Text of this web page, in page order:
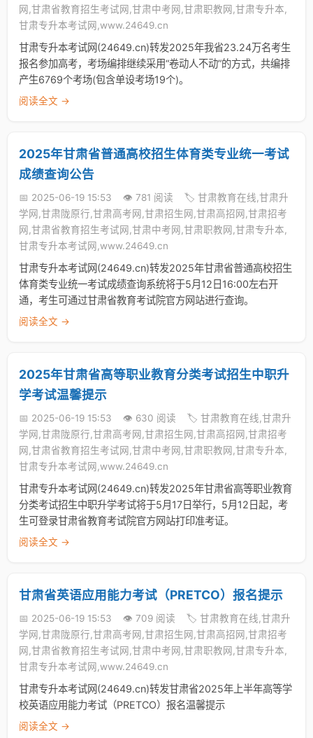
网,甘肃省教育招生考试网,甘肃中考网,甘肃职教网,甘肃专升本,
甘肃专升本考试网,www.24649.cn
甘肃专升本考试网(24649.cn)转发2025年我省23.24万名考生
报名参加高考，考场编排继续采用“卷动人不动”的方式，共编排
产生6769个考场(包含单设考场19个)。
阅读全文 →
2025年甘肃省普通高校招生体育类专业统一考试
成绩查询公告
📅 2025-06-19 15:53 👁️ 781 阅读
🏷️ 甘肃教育在线,甘肃升
学网,甘肃陇原行,甘肃高考网,甘肃招生网,甘肃高招网,甘肃招考
网,甘肃省教育招生考试网,甘肃中考网,甘肃职教网,甘肃专升本,
甘肃专升本考试网,www.24649.cn
甘肃专升本考试网(24649.cn)转发2025年甘肃省普通高校招生
体育类专业统一考试成绩查询系统将于5月12日16:00左右开
通，考生可通过甘肃省教育考试院官方网站进行查询。
阅读全文 →
2025年甘肃省高等职业教育分类考试招生中职升
学考试温馨提示
📅 2025-06-19 15:53 👁️ 630 阅读
🏷️ 甘肃教育在线,甘肃升
学网,甘肃陇原行,甘肃高考网,甘肃招生网,甘肃高招网,甘肃招考
网,甘肃省教育招生考试网,甘肃中考网,甘肃职教网,甘肃专升本,
甘肃专升本考试网,www.24649.cn
甘肃专升本考试网(24649.cn)转发2025年甘肃省高等职业教育
分类考试招生中职升学考试将于5月17日举行，5月12日起，考
生可登录甘肃省教育考试院官方网站打印准考证。
阅读全文 →
甘肃省英语应用能力考试（PRETCO）报名提示
📅 2025-06-19 15:53 👁️ 709 阅读
🏷️ 甘肃教育在线,甘肃升
学网,甘肃陇原行,甘肃高考网,甘肃招生网,甘肃高招网,甘肃招考
网,甘肃省教育招生考试网,甘肃中考网,甘肃职教网,甘肃专升本,
甘肃专升本考试网,www.24649.cn
甘肃专升本考试网(24649.cn)转发甘肃省2025年上半年高等学
校英语应用能力考试（PRETCO）报名温馨提示
阅读全文 →